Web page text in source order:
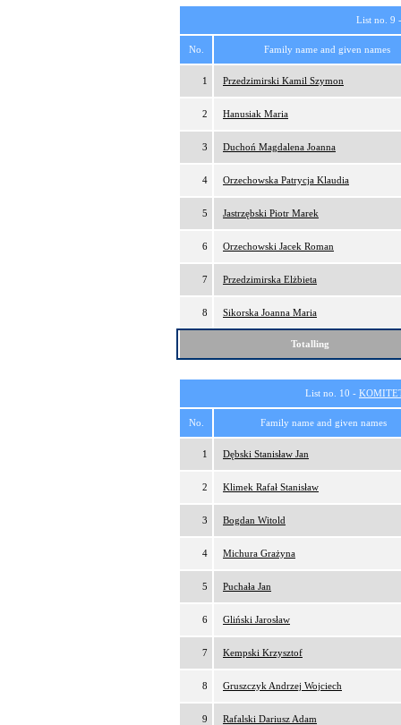
List no. 9
No. Family name and given names
1 Przedzimirski Kamil Szymon
2 Hanusiak Maria
3 Duchoń Magdalena Joanna
4 Orzechowska Patrycja Klaudia
5 Jastrzębski Piotr Marek
6 Orzechowski Jacek Roman
7 Przedzimirska Elżbieta
8 Sikorska Joanna Maria
Totalling
List no. 10 -
No. Family name and given names
1 Dębski Stanisław Jan
2 Klimek Rafał Stanisław
3 Bogdan Witold
4 Michura Grażyna
5 Puchała Jan
6 Gliński Jarosław
7 Kempski Krzysztof
8 Gruszczyk Andrzej Wojciech
9 Rafalski Dariusz Adam